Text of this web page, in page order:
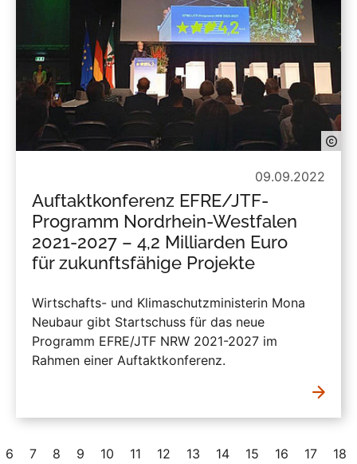
09.09.2022
Auftaktkonferenz EFRE/JTF-
Programm Nordrhein-Westfalen
2021-2027 – 4,2 Milliarden Euro
für zukunftsfähige Projekte
Wirtschafts- und Klimaschutzministerin Mona
Neubaur gibt Startschuss für das neue
Programm EFRE/JTF NRW 2021-2027 im
Rahmen einer Auftaktkonferenz.
6 7 8 9 10 11 12 13 14 15 16 17 18